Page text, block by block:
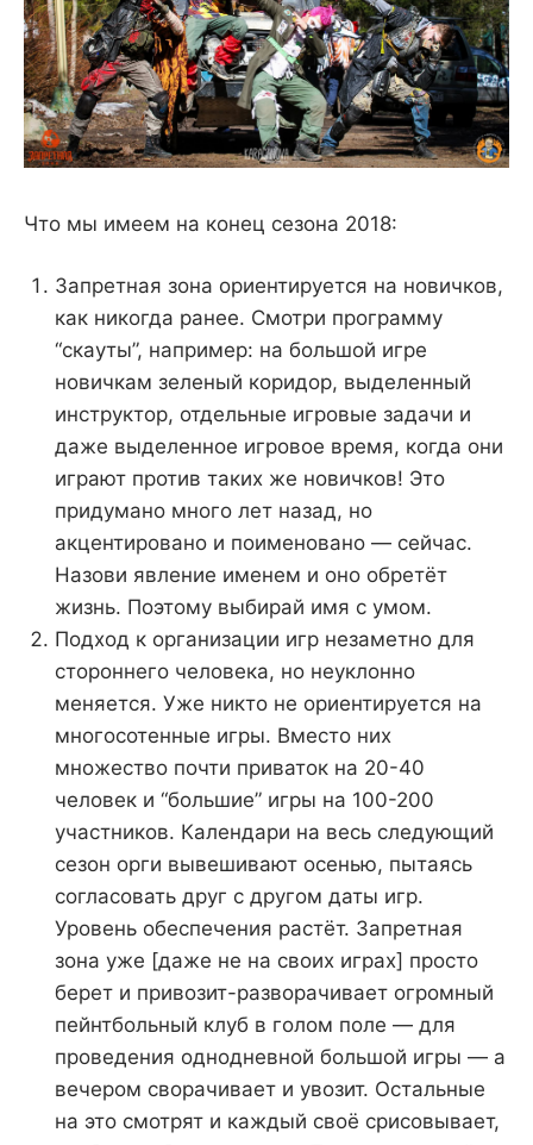
Что мы имеем на конец сезона 2018:
Запретная зона ориентируется на новичков,
как никогда ранее. Смотри программу
“скауты”, например: на большой игре
новичкам зеленый коридор, выделенный
инструктор, отдельные игровые задачи и
даже выделенное игровое время, когда они
играют против таких же новичков! Это
придумано много лет назад, но
акцентировано и поименовано — сейчас.
Назови явление именем и оно обретёт
жизнь. Поэтому выбирай имя с умом.
Подход к организации игр незаметно для
стороннего человека, но неуклонно
меняется. Уже никто не ориентируется на
многосотенные игры. Вместо них
множество почти приваток на 20-40
человек и “большие” игры на 100-200
участников. Календари на весь следующий
сезон орги вывешивают осенью, пытаясь
согласовать друг с другом даты игр.
Уровень обеспечения растёт. Запретная
зона уже [даже не на своих играх] просто
берет и привозит-разворачивает огромный
пейнтбольный клуб в голом поле — для
проведения однодневной большой игры — а
вечером сворачивает и увозит. Остальные
на это смотрят и каждый своё срисовывает,